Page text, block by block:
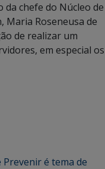
chefe do Núcleo de
Maria Roseneusa de
de realizar um
em especial os
é tema de